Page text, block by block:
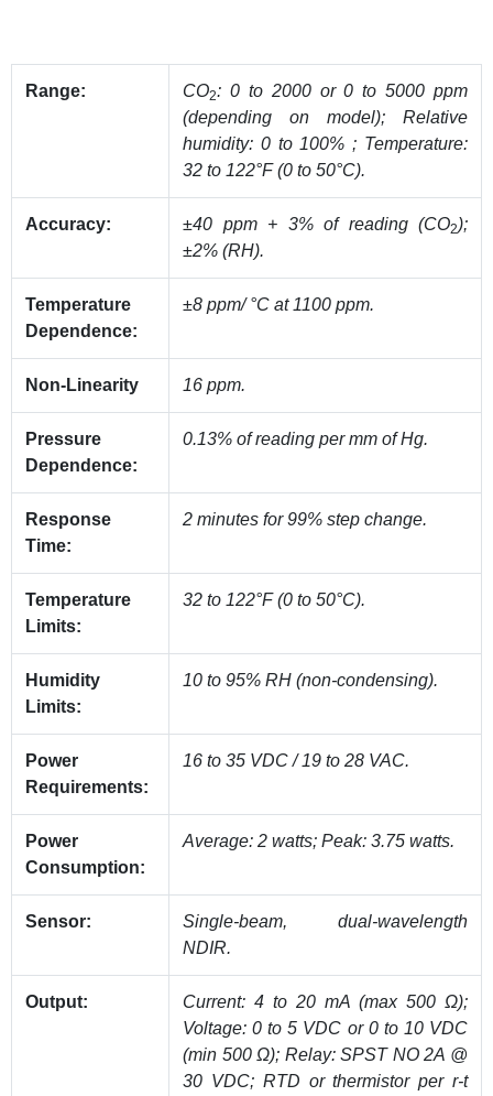
Range: CO2: 0 to 2000 or 0 to 5000 ppm
(depending on model); Relative
humidity: 0 to 100% ; Temperature:
32 to 122°F (0 to 50°C).
Accuracy: ±40 ppm + 3% of reading (CO2);
±2% (RH).
Temperature
Dependence:
±8 ppm/ °C at 1100 ppm.
Non-Linearity 16 ppm.
Pressure
Dependence:
0.13% of reading per mm of Hg.
Response
Time:
2 minutes for 99% step change.
Temperature
Limits:
32 to 122°F (0 to 50°C).
Humidity
Limits:
10 to 95% RH (non-condensing).
Power
Requirements:
16 to 35 VDC / 19 to 28 VAC.
Power
Consumption:
Average: 2 watts; Peak: 3.75 watts.
Sensor:
Single-beam, dual-wavelength
NDIR.
Output:
Current: 4 to 20 mA (max 500 Ω);
Voltage: 0 to 5 VDC or 0 to 10 VDC
(min 500 Ω); Relay: SPST NO 2A @
30 VDC; RTD or thermistor per r-t